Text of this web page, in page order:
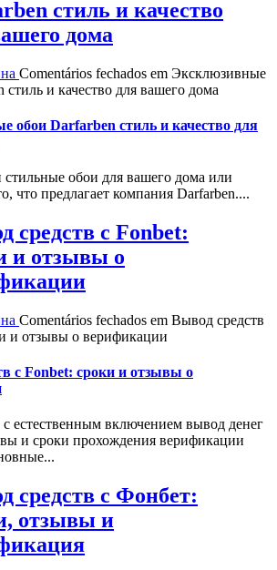
стиль и качество
дома
Comentários fechados em Эксклюзивные
стиль и качество для вашего дома
обои Darfarben стиль и качество для
обои для вашего дома или
что предлагает компания Darfarben....
средств с Fonbet:
и отзывы о
Comentários fechados em Вывод средств
и отзывы о верификации
с Fonbet: сроки и отзывы о
естественным включением вывод денег
и сроки прохождения верификации
средств с Фонбет:
отзывы и